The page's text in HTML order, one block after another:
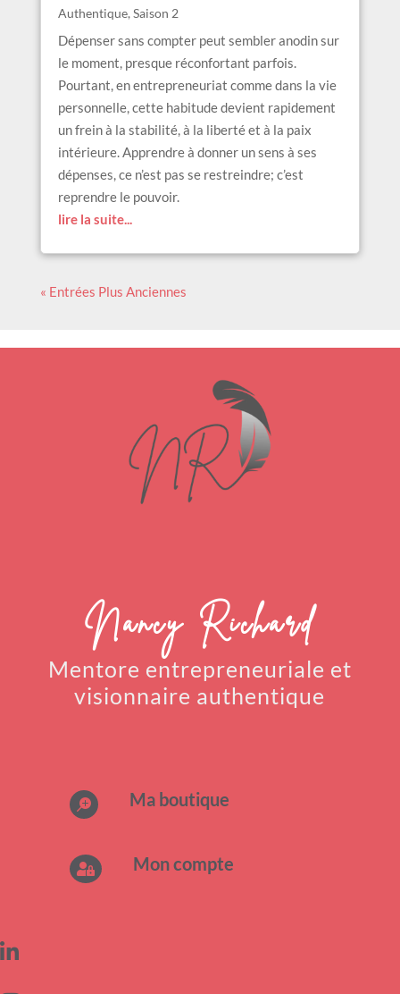
Authentique,Saison 2
Dépenser sans compter peut sembler anodin sur
le moment, presque réconfortant parfois.
Pourtant, en entrepreneuriat comme dans la vie
personnelle, cette habitude devient rapidement
un frein à la stabilité, à la liberté et à la paix
intérieure. Apprendre à donner un sens à ses
dépenses, ce n’est pas se restreindre; c’est
reprendre le pouvoir.
lire la suite...
« Entrées Plus Anciennes
Nancy Richard
Mentore entrepreneuriale et
visionnaire authentique
 Ma boutique
 Mon compte
